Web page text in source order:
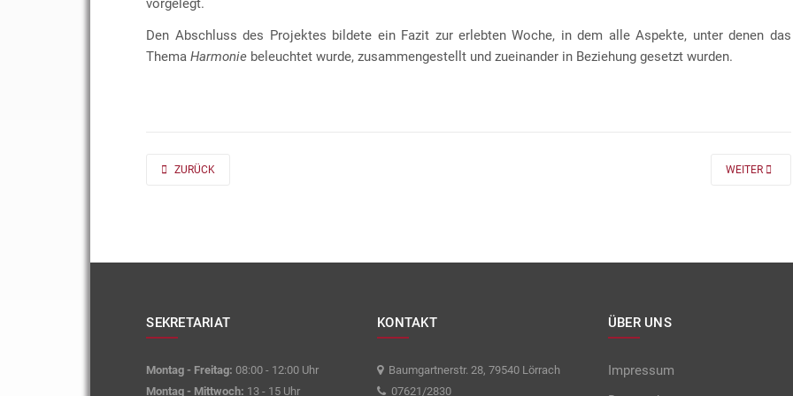
Den Abschluss des Projektes bildete ein Fazit zur erlebten Woche, in dem alle Aspekte, unter denen das
ThemaHarmonie beleuchtet wurde, zusammengestellt und zueinander in Beziehung gesetzt wurden.
PREVIOUS ARTICLE: AD FONTES 2019/20 „MASS“ FÜR DIE KLASSEN 7 UND 8
ZURÜCK NEXT
WEITER
SEKRETARIAT
Montag - Freitag: 08:00 - 12:00 Uhr
Montag - Mittwoch: 13 - 15 Uhr
KONTAKT
Baumgartnerstr. 28, 79540 Lörrach
07621/2830
ÜBER UNS
Impressum